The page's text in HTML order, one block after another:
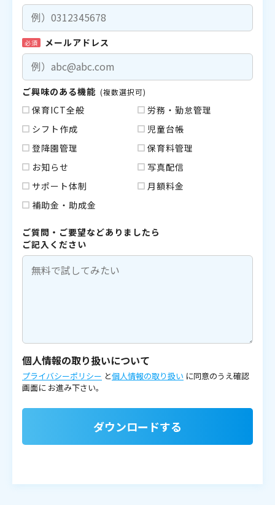
必須 メールアドレス
ご興味のある機能 (複数選択可)
保育ICT全般
労務・勤怠管理
シフト作成
児童台帳
登降園管理
保育料管理
お知らせ
写真配信
サポート体制
月額料金
補助金・助成金
ご質問・ご要望などありましたら
ご記入ください
個人情報の取り扱いについて
プライバシーポリシー と個人情報の取り扱い に同意のうえ確認
画面に お進み下さい。
ダウンロードする